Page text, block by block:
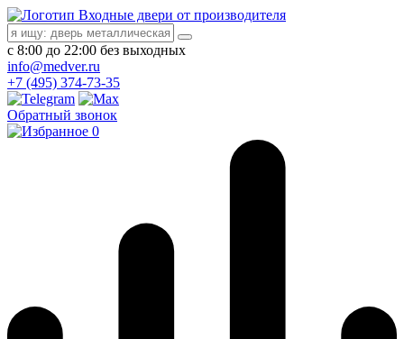
Входные двери от производителя
с 8:00 до 22:00 без выходных
info@medver.ru
+7 (495) 374-73-35
Обратный звонок
0